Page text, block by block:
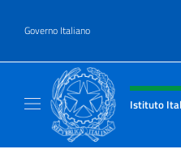
Governo Italiano
Intestazione
Istituto